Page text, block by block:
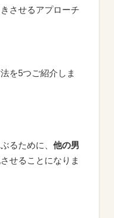
させるアプローチ
を5つご紹介しま
るために、 他の男
せることになりま